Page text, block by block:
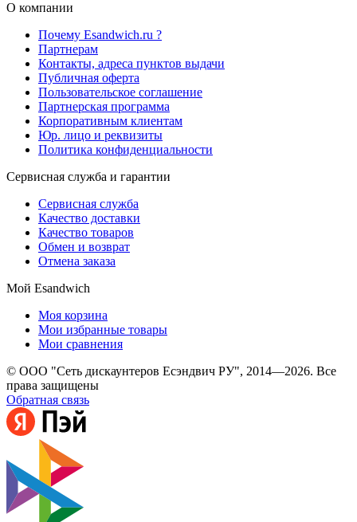
О компании
Почему Esandwich.ru ?
Партнерам
Контакты, адреса пунктов выдачи
Публичная оферта
Пользовательское соглашение
Партнерская программа
Корпоративным клиентам
Юр. лицо и реквизиты
Политика конфиденциальности
Сервисная служба и гарантии
Сервисная служба
Качество доставки
Качество товаров
Обмен и возврат
Отмена заказа
Мой Esandwich
Моя корзина
Мои избранные товары
Мои сравнения
© ООО "Сеть дискаунтеров Есэндвич РУ", 2014—2026. Все
права защищены
Обратная связь